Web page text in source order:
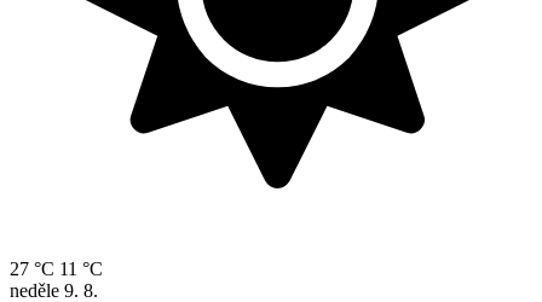
27 °C 11 °C
neděle 9. 8.